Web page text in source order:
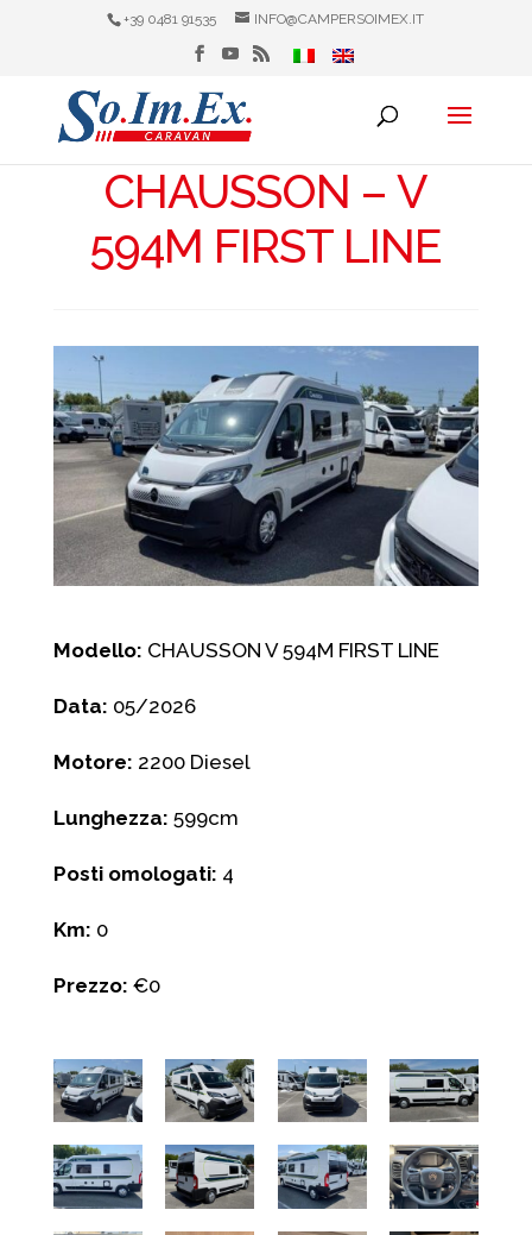
+39 0481 91535 INFO@CAMPERSOIMEX.IT
CHAUSSON – V
594M FIRST LINE
Modello: CHAUSSON V 594M FIRST LINE
Data: 05/2026
Motore: 2200 Diesel
Lunghezza: 599cm
Posti omologati: 4
Km: 0
Prezzo: €0